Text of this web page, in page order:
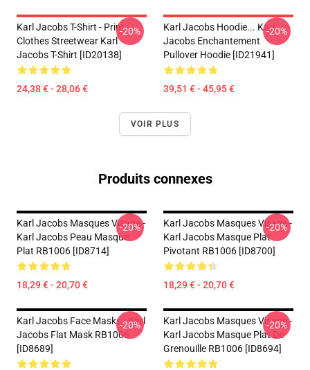
Karl Jacobs T-Shirt - Print
Clothes Streetwear Karl
Jacobs T-Shirt [ID20138]
24,38 € - 28,06 €
-20%
Karl Jacobs Hoodie... Karl
Jacobs Enchantement
Pullover Hoodie [ID21941]
39,51 € - 45,95 €
-20%
VOIR PLUS
Produits connexes
Karl Jacobs Masques Visage -
Karl Jacobs Peau Masque
Plat RB1006 [ID8714]
18,29 € - 20,70 €
-20%
Karl Jacobs Masques Visage -
Karl Jacobs Masque Plat
Pivotant RB1006 [ID8700]
18,29 € - 20,70 €
-20%
Karl Jacobs Face Masks - Karl
Jacobs Flat Mask RB1006
[ID8689]
-20%
Karl Jacobs Masques Visage -
Karl Jacobs Masque Plat De
Grenouille RB1006 [ID8694]
-20%